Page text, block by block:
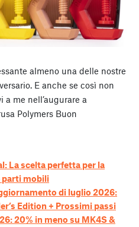
almeno una delle nostre
E anche se così non
me nell’augurare a
Polymers Buon
La scelta perfetta per la
parti mobili
di luglio 2026:
Edition + Prossimi passi
20% in meno su MK4S &